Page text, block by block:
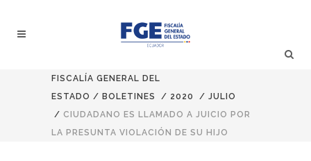
FISCALÍA GENERAL DEL
ESTADO / BOLETINES / 2020 / JULIO
/ CIUDADANO ES LLAMADO A JUICIO POR
LA PRESUNTA VIOLACIÓN DE SU HIJO